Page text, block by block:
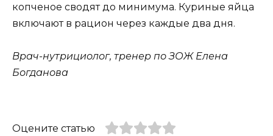
копченое сводят до минимума. Куриные яйца
включают в рацион через каждые два дня.
Врач-нутрициолог, тренер по ЗОЖ Елена
Богданова
Оцените статью